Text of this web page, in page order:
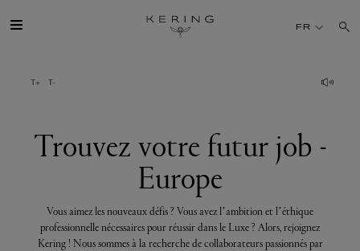
votre
futur
DÉV. DURABLE
FR
Trouvez votre futur job -
Europe
Vous aimez les nouveaux défis ? Vous avez l’ambition et l’éthique
professionnelle nécessaires pour réussir dans le Luxe ? Alors, rejoignez
Kering ! Nous sommes à la recherche de collaborateurs passionnés par